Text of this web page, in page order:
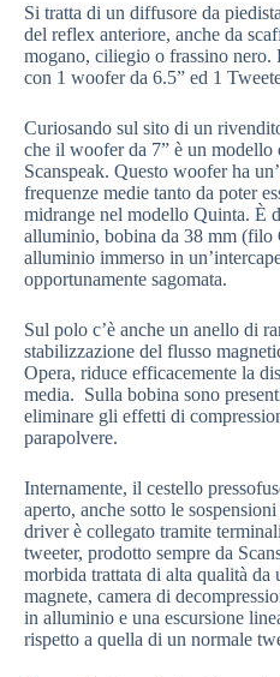
Si tratta di un diffusore da
del reflex anteriore, anche da
mogano, ciliegio o frassino nero.
con 1 woofer da 6.5” ed 1
Curiosando sul sito di un
che il woofer da 7” è un modello
Scanspeak. Questo woofer ha
frequenze medie tanto da poter
midrange nel modello Quinta. È
alluminio, bobina da 38 mm
alluminio immerso in
opportunamente sagomata.
Sul polo c’è anche un anello di
stabilizzazione del flusso
Opera, riduce efficacemente la
media. Sulla bobina sono
eliminare gli effetti di
parapolvere.
Internamente, il cestello
aperto, anche sotto le
driver è collegato tramite
tweeter, prodotto sempre da
morbida trattata di alta qualità
magnete, camera di
in alluminio e una escursione
rispetto a quella di un normale